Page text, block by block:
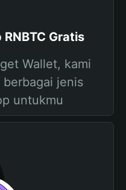
Gratis
Wallet, kami
jenis
untukmu